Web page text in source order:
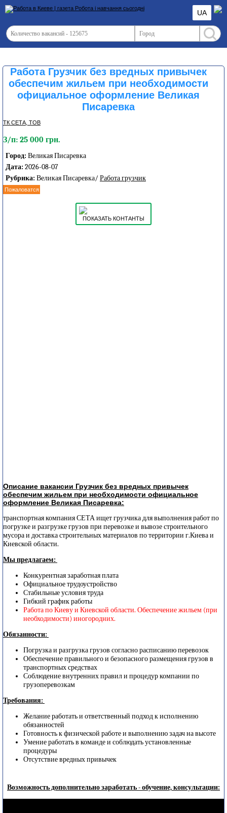
UA
Работа Грузчик без вредных привычек
обеспечим жильем при необходимости
официальное оформление Великая
Писаревка
ТК СЕТА, ТОВ
З/п: 25 000 грн.
Город: Великая Писаревка
Дата: 2026-08-07
Рубрика: Великая Писаревка/ Работа грузчик
Пожаловатся
ПОКАЗАТЬ КОНТАНТЫ
Описание вакансии Грузчик без вредных привычек
обеспечим жильем при необходимости официальное
оформление Великая Писаревка:
транспортная компания СЕТА ищет грузчика для выполнения работ по
погрузке и разгрузке грузов при перевозке и вывозе строительного
мусора и доставка строительных материалов по территории г.Киева и
Киевской области.
Мы предлагаем:
Конкурентная заработная плата
Официальное трудоустройство
Стабильные условия труда
Гибкий график работы
Работа по Киеву и Киевской области. Обеспечение жильем (при
необходимости) иногородних.
Обязанности:
Погрузка и разгрузка грузов согласно расписанию перевозок
Обеспечение правильного и безопасного размещения грузов в
транспортных средствах
Соблюдение внутренних правил и процедур компании по
грузоперевозкам
Требования:
Желание работать и ответственный подход к исполнению
обязанностей
Готовность к физической работе и выполнению задач на высоте
Умение работать в команде и соблюдать установленные
процедуры
Отсутствие вредных привычек
Возможность дополнительно заработать - обучение, консультации: